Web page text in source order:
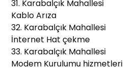
31. Karabalçık Mahallesi
Kablo Arıza
32. Karabalçık Mahallesi
İnternet Hat çekme
33. Karabalçık Mahallesi
Modem Kurulumu hizmetleri